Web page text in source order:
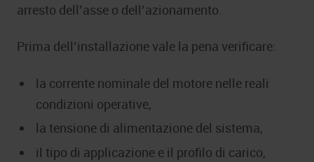
arresto dell’asse o dell’azionamento.
Prima dell’installazione vale la pena verificare:
la corrente nominale del motore nelle reali
condizioni operative,
la tensione di alimentazione del sistema,
il tipo di applicazione e il profilo di carico,